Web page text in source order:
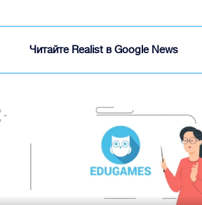
Читайте Realist в Google News